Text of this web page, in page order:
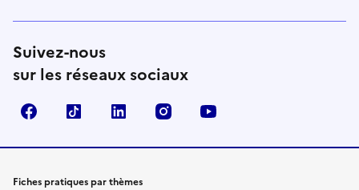
Suivez-nous
sur les réseaux sociaux
FacebookTikTok LinkedIn Instagram
Fiches pratiques par thèmes